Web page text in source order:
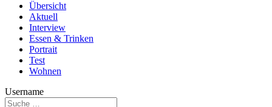
Übersicht
Aktuell
Interview
Essen & Trinken
Portrait
Test
Wohnen
Username